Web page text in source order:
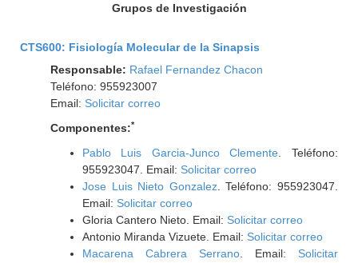
Grupos de Investigación
CTS600: Fisiología Molecular de la Sinapsis
Responsable: Rafael Fernandez Chacon
Teléfono: 955923007
Email: Solicitar correo
Componentes:*
Pablo Luis Garcia-Junco Clemente . Teléfono:
955923047. Email: Solicitar correo
Jose Luis Nieto Gonzalez. Teléfono: 955923047.
Email: Solicitar correo
Gloria Cantero Nieto. Email: Solicitar correo
Antonio Miranda Vizuete. Email: Solicitar correo
Macarena Cabrera Serrano. Email: Solicitar